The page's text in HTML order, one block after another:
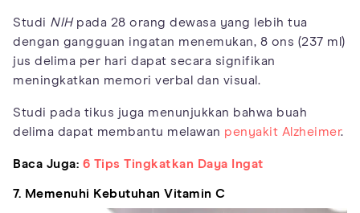
Studi NIHpada 28 orang dewasa yang lebih tua
dengan gangguan ingatan menemukan, 8 ons (237 ml)
jus delima per hari dapat secara signifikan
meningkatkan memori verbal dan visual.
Studi pada tikus juga menunjukkan bahwa buah
delima dapat membantu melawan penyakit Alzheimer.
Baca Juga: 6 Tips Tingkatkan Daya Ingat
7. Memenuhi Kebutuhan Vitamin C